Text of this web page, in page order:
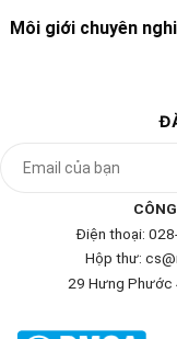
Môi giới chuyên
Điện thoại:
Hộp thư:
29 Hưng Phước